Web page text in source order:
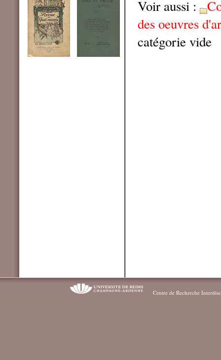
Voir aussi :
des oeuvres
catégorie vide
Centre de Recherche